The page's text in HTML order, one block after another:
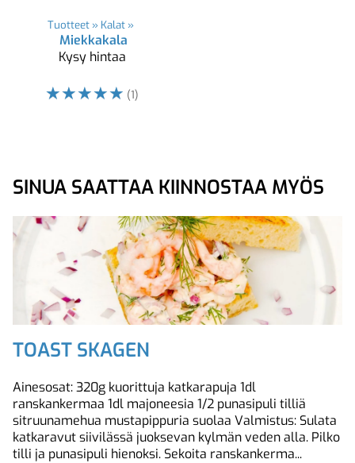
Tuotteet ‪» Kalat ‪»
Miekkakala
Kysy hintaa
☆☆☆☆☆ (1)
SINUA SAATTAA KIINNOSTAA MYÖS
TOAST SKAGEN
Ainesosat: 320g kuorittuja katkarapuja 1dl
ranskankermaa 1dl majoneesia 1/2 punasipuli tilliä
sitruunamehua mustapippuria suolaa Valmistus: Sulata
katkaravut siivilässä juoksevan kylmän veden alla. Pilko
tilli ja punasipuli hienoksi. Sekoita ranskankerma...